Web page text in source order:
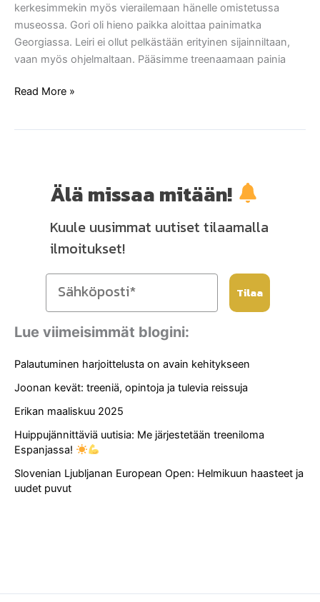
kerkesimmekin myös vierailemaan hänelle omistetussa
museossa. Gori oli hieno paikka aloittaa painimatka
Georgiassa. Leiri ei ollut pelkästään erityinen sijainniltaan,
vaan myös ohjelmaltaan. Pääsimme treenaamaan painia
Read More »
Älä missaa mitään!
Kuule uusimmat uutiset tilaamalla
ilmoitukset!
Tilaa
Lue viimeisimmät blogini:
Palautuminen harjoittelusta on avain kehitykseen
Joonan kevät: treeniä, opintoja ja tulevia reissuja
Erikan maaliskuu 2025
Huippujännittäviä uutisia: Me järjestetään treeniloma
Espanjassa!
Slovenian Ljubljanan European Open: Helmikuun haasteet ja
uudet puvut